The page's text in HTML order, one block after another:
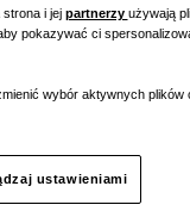
i jej partnerzy używają
pokazywać ci
wybór aktywnych plików
ustawieniami